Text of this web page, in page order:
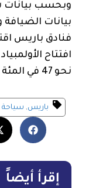
وبحسب
بيانات
افتتاح
نحو 47 في المئة العام الماضي.
باريس,
إقرأ أيضاً